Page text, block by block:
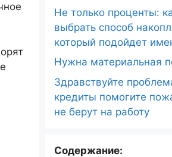
Не только проценты:
выбрать способ
который подойдет
Нужна материальная
Здравствуйте
кредиты помогите
не берут на работу
Содержание: